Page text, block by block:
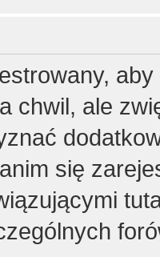
chwil, ale
się